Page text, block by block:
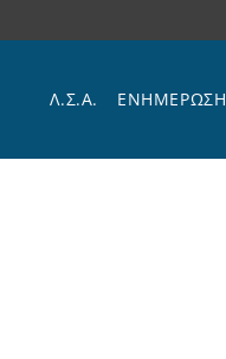
Λ.Σ.Α. ΕΝΗΜΕΡΩΣΗ